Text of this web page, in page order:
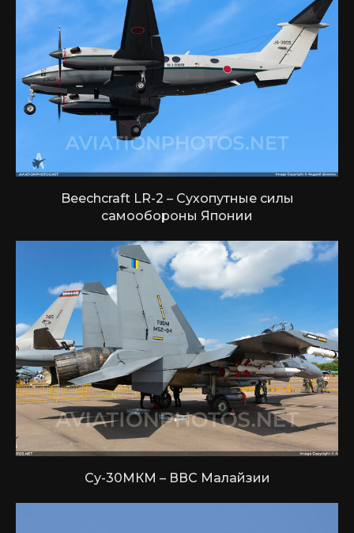
Beechcraft LR-2 – Сухопутные силы
самообороны Японии
Су-30МКМ – ВВС Малайзии